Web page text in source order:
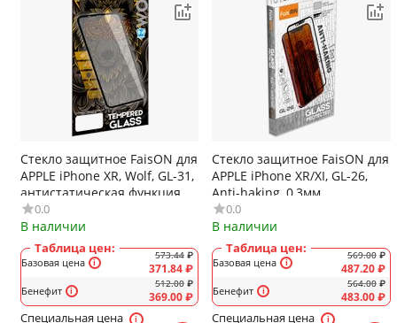
Стекло защитное FaisON для
APPLE iPhone XR, Wolf, GL-31,
антистатическая функция,
пылестойкое, цвет: чёрный
0.0
В наличии
Таблица цен:
Базовая цена
Бенефит
573.44 ₽
371.84₽
512.00 ₽
369.00₽
Специальная цена
Стекло защитное FaisON для
APPLE iPhone XR/XI, GL-26,
Anti-haking, 0,3мм,
глянцевое, цвет: чёрный
0.0
В наличии
Таблица цен:
Базовая цена
Бенефит
569.00 ₽
487.20₽
564.00 ₽
483.00₽
Специальная цена